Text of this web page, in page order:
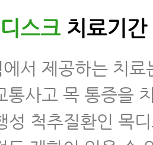
스크치료기간
서 제공하는 치료
통사고 목 통증을
성 척추질환인 목